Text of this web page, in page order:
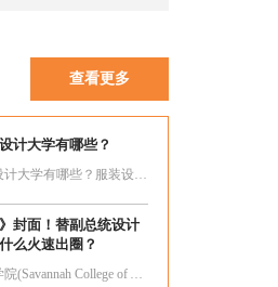
查看更多
计大学有哪些？
全球最好的时装设计大学有哪些？服装设计是许多艺术生出国留学所青睐的专业，但是不少学生家长在择校的时候拿不定主意，时装设计是将设计、美学、服装构造和自然美应用于服装及其配饰的艺术。
封面！替副总统设计
么火速出圈？